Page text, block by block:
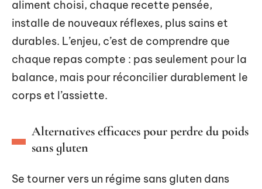
aliment choisi, chaque recette pensée,
installe de nouveaux réflexes, plus sains et
durables. L’enjeu, c’est de comprendre que
chaque repas compte : pas seulement pour la
balance, mais pour réconcilier durablement le
corps et l’assiette.
Alternatives efficaces pour perdre du poids
sans gluten
Se tourner vers un régime sans gluten dans